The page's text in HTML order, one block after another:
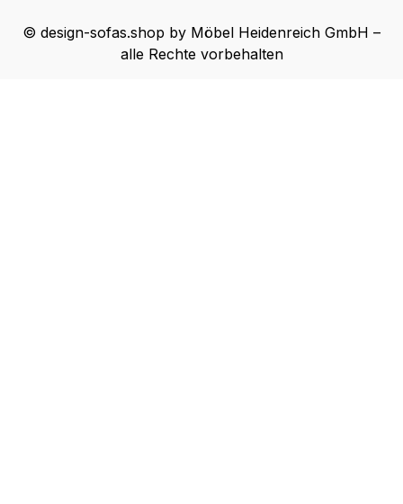
© design-sofas.shop by Möbel Heidenreich GmbH –
alle Rechte vorbehalten